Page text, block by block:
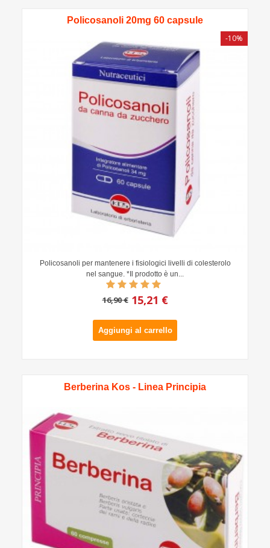
Policosanoli 20mg 60 capsule
Policosanoli per mantenere i fisiologici livelli di colesterolo
nel sangue. *Il prodotto è un...
16,90 €
-10%
15,21 €
Aggiungi al carrello
Berberina Kos - Linea Principia